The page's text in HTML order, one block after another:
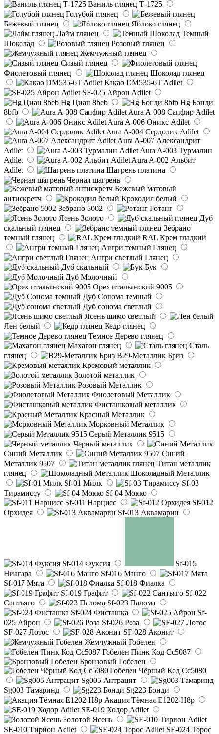
Ваниль глянец Т-1725
Голубой глянец
Бежевый глянец
Яблоко глянец
Лайм глянец
Темный
Шоколад
Розовый глянец
Жемчужный глянец
Сизый глянец
Фиолетовый глянец
Шоколад глянец
Какао DM535-6T Adilet
SF-025 Айрон Adilet
Hg Циан 8beb
Hg Бонди
8bfb
Aura A-008 Сапфир Adilet
Aura A-006 Оникс Adilet
Aura A-004 Сердолик Adilet
Aura A-007 Александрит
Adilet
Aura A-003 Турмалин
Adilet
Aura A-002 Альбит
Adilet
Шагрень платина
Черная шагрень
Бежевый матовый
антискретч
Крокодил белый
Зебрано 5002
Ротанг
Ясень Золото
Дуб
скальный глянец
Зебрано
темный глянец
RAL Крем гладкий
Ангри темный Глянец
Ангри светлый Глянец
Дуб скальный
Бук
Дуб Молочный
Орех итальянский 9005
Дуб Сонома темный
Дуб сонома светлый
Ясень шимо светлый
Лен белый
Кедр глянец
Темное Дерево глянец
Махагон глянец
Сталь
глянец
B29-Металлик Бриз
Кремовый металлик
Золотой металлик
Розовый Металлик
Фиолетовый Металлик
Фисташковый металлик
Красный Металлик
Морковный Металлик
Серый Металлик 9515
Черный металлик
Синий Металлик
Синий
Металлик 9507
Титан металлик
глянец
Шоколадный Металлик
Sf-01 Милк
Sf-03
Тирамиссу
Sf-04 Мокко
Sf-011 Нарцисс
Sf-012
Орхидея
Sf-013 Аквамарин
Sf-014 Фуксия
Sf-015
Ниагара
Sf-016 Манго
Sf-017 Мята
Sf-018 Фиалка
Sf-019 Графит
Sf-022
Сантьяго
Sf-023 Палома
Sf-024 Фисташка
Sf-
025 Айрон
Sf-026 Роза
SF-027 Лотос
SF-028 Аконит
Жемчужный Гобелен
Гобелен Пинк Код Сс5087
Бронзовый Гобелен
Гобелен Чёрный Код Сс5080
Sg005 Антрацит
Sg003 Тамаринд
Sg223 Бонди
Акация Тёмная E1202-H8p
SE-019 Ходор Adilet
Золотой Ясень
SE-010 Тирион Adilet
SE-024 Торос